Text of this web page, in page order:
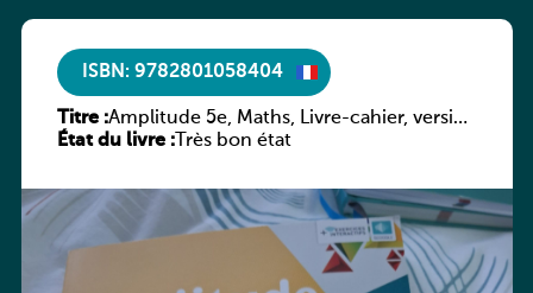
ISBN: 9782801058404
Titre :Amplitude 5e, Maths, Livre-cahier, version
luxembourgeoise
État du livre :Très bon état